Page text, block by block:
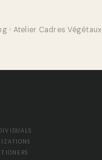
› Atelier Cadres Végétaux